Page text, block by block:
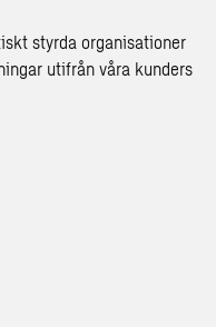
styrda organisationer
utifrån våra kunders